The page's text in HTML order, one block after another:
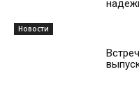
Новости